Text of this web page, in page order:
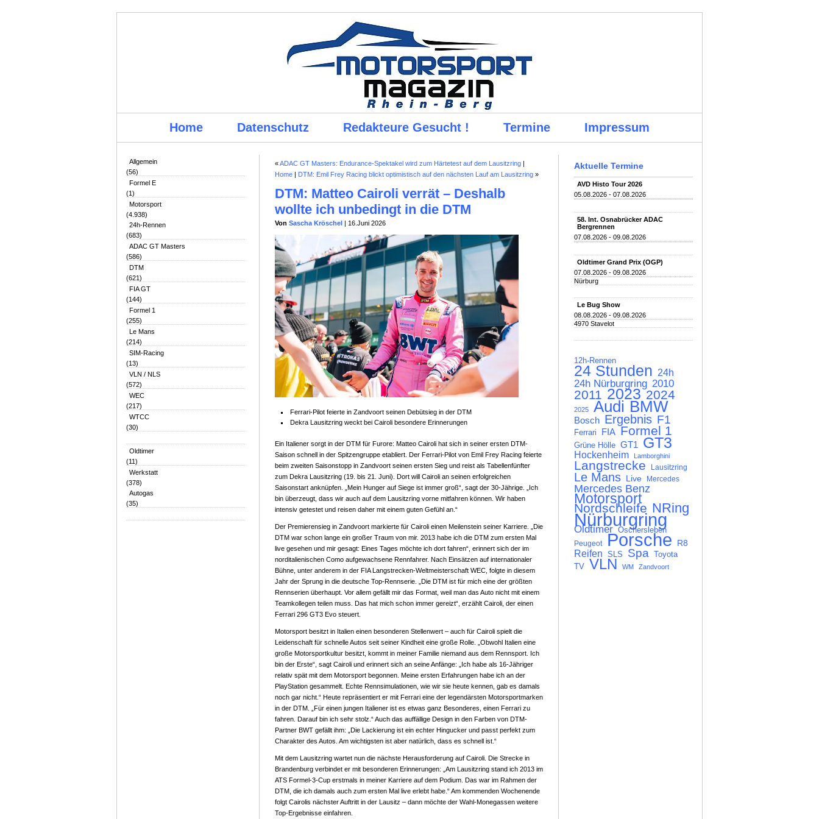
Home Datenschutz Redakteure Gesucht ! Termine Impressum
Allgemein
(56)
Formel E
(1)
Motorsport
(4.938)
24h-Rennen
(683)
ADAC GT Masters
(586)
DTM
(621)
FIA GT
(144)
Formel 1
(255)
Le Mans
(214)
SIM-Racing
(13)
VLN / NLS
(572)
WEC
(217)
WTCC
(30)
Oldtimer
(11)
Werkstatt
(378)
Autogas
(35)
Aktuelle Termine
AVD Histo Tour 2026
05.08.2026 - 07.08.2026
58. Int. Osnabrücker ADAC
Bergrennen
07.08.2026 - 09.08.2026
Oldtimer Grand Prix (OGP)
07.08.2026 - 09.08.2026
Nürburg
Le Bug Show
08.08.2026 - 09.08.2026
4970 Stavelot
12h-Rennen
24 Stunden 24h
24h Nürburgring 2010
2011 2023 2024
2025 Audi BMW
Bosch Ergebnis F1
Ferrari FIA Formel 1
Grüne Hölle GT1 GT3
Hockenheim Lamborghini
Langstrecke Lausitzring
Le Mans Live Mercedes
Mercedes Benz
Motorsport
Nordschleife NRing
Nürburgring
Oldtimer Oschersleben
Peugeot Porsche R8
Reifen SLS Spa Toyota
TV VLN WM Zandvoort
«ADAC GT Masters: Endurance-Spektakel wird zum Härtetest auf dem Lausitzring |
Home | DTM: Emil Frey Racing blickt optimistisch auf den nächsten Lauf am Lausitzring »
DTM: Matteo Cairoli verrät – Deshalb
wollte ich unbedingt in die DTM
Von Sascha Kröschel | 16.Juni 2026
Ferrari-Pilot feierte in Zandvoort seinen Debütsieg in der DTM
Dekra Lausitzring weckt bei Cairoli besondere Erinnerungen
Ein Italiener sorgt in der DTM für Furore: Matteo Cairoli hat sich in seiner ersten DTM-
Saison schnell in der Spitzengruppe etabliert. Der Ferrari-Pilot von Emil Frey Racing feierte
beim zweiten Saisonstopp in Zandvoort seinen ersten Sieg und reist als Tabellenfünfter
zum Dekra Lausitzring (19. bis 21. Juni). Dort will Cairoli an seinen erfolgreichen
Saisonstart anknüpfen. „Mein Hunger auf Siege ist immer groß“, sagt der 30-Jährige. „Ich
bin überzeugt, dass wir auch auf dem Lausitzring vorne mitfahren können. Wir haben
intensiv getestet und reisen daher mit einem guten Gefühl an.“
Der Premierensieg in Zandvoort markierte für Cairoli einen Meilenstein seiner Karriere. „Die
DTM war schon lange ein großer Traum von mir. 2013 habe ich die DTM zum ersten Mal
live gesehen und mir gesagt: Eines Tages möchte ich dort fahren“, erinnert sich der im
norditalienischen Como aufgewachsene Rennfahrer. Nach Einsätzen auf internationaler
Bühne, unter anderem in der FIA Langstrecken-Weltmeisterschaft WEC, folgte in diesem
Jahr der Sprung in die deutsche Top-Rennserie. „Die DTM ist für mich eine der größten
Rennserien überhaupt. Vor allem gefällt mir das Format, weil man das Auto nicht mit einem
Teamkollegen teilen muss. Das hat mich schon immer gereizt“, erzählt Cairoli, der einen
Ferrari 296 GT3 Evo steuert.
Motorsport besitzt in Italien einen besonderen Stellenwert – auch für Cairoli spielt die
Leidenschaft für schnelle Autos seit seiner Kindheit eine große Rolle. „Obwohl Italien eine
große Motorsportkultur besitzt, kommt in meiner Familie niemand aus dem Rennsport. Ich
bin der Erste“, sagt Cairoli und erinnert sich an seine Anfänge: „Ich habe als 16-Jähriger
relativ spät mit dem Motorsport begonnen. Meine ersten Erfahrungen habe ich an der
PlayStation gesammelt. Echte Rennsimulationen, wie wir sie heute kennen, gab es damals
noch gar nicht.“ Heute repräsentiert er mit Ferrari eine der legendärsten Motorsportmarken
in der DTM. „Für einen jungen Italiener ist es etwas ganz Besonderes, einen Ferrari zu
fahren. Darauf bin ich sehr stolz.“ Auch das auffällige Design in den Farben von DTM-
Partner BWT gefällt ihm: „Die Lackierung ist ein echter Hingucker und passt perfekt zum
Charakter des Autos. Am wichtigsten ist aber natürlich, dass es schnell ist.“
Mit dem Lausitzring wartet nun die nächste Herausforderung auf Cairoli. Die Strecke in
Brandenburg verbindet er mit besonderen Erinnerungen: „Am Lausitzring stand ich 2013 im
ATS Formel-3-Cup erstmals in meiner Karriere auf dem Podium. Das war im Rahmen der
DTM, die ich damals auch zum ersten Mal live erlebt habe.“ Am kommenden Wochenende
folgt Cairolis nächster Auftritt in der Lausitz – dann möchte der Wahl-Monegassen weitere
Top-Ergebnisse einfahren.